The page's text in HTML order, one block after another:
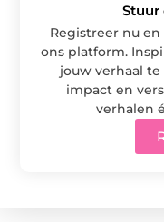
Stuur
Registreer nu
ons platform.
jouw verhaal
impact en
verhalen